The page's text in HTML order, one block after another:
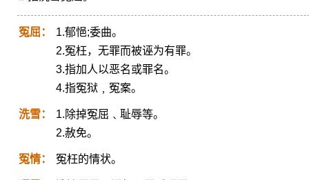
冤屈：
1.郁悒;委曲。
2.冤枉，无罪而被诬为有罪。
3.指加人以恶名或罪名。
4.指冤狱﹐冤案。
洗雪：
1.除掉冤屈﹑耻辱等。
2.赦免。
冤情： 冤枉的情状。